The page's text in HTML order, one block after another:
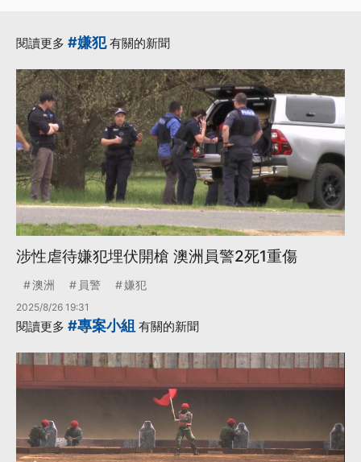
閱讀更多 #嫌犯有關的新聞
涉性虐待嫌犯埋伏開槍 澳洲員警2死1重傷
澳洲 員警 嫌犯
2025/8/26 19:31
閱讀更多 #專案小組 有關的新聞